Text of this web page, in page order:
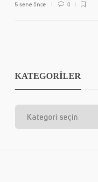
5 sene önce 0
KATEGORİLER